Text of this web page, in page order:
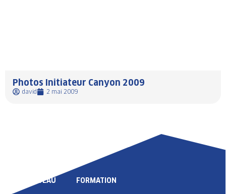
Photos Initiateur Canyon 2009
david 2 mai 2009
HAUT NIVEAU FORMATION